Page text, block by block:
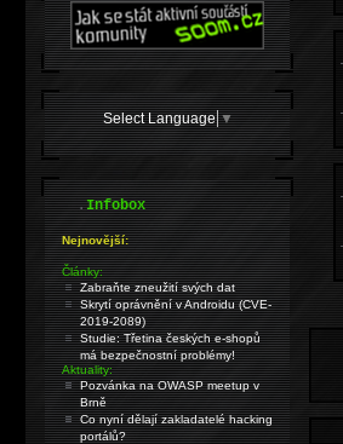
Select Language ▼
.Infobox
Nejnovější:
Články:
Zabraňte zneužití svých dat
Skrytí oprávnění v Androidu (CVE-
2019-2089)
Studie: Třetina českých e-shopů
má bezpečnostní problémy!
Aktuality:
Pozvánka na OWASP meetup v
Brně
Co nyní dělají zakladatelé hacking
portálů?